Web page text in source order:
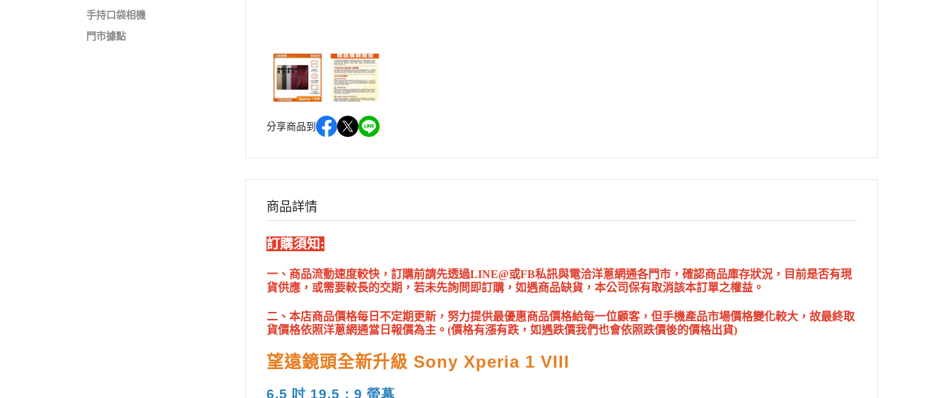
手持口袋相機
門市據點
分享商品到
商品詳情
訂購須知:
一、商品流動速度較快，訂購前請先透過LINE@或FB私訊與電洽洋蔥網通各門市，確認商品庫存狀況，目前是否有現
貨供應，或需要較長的交期，若未先詢問即訂購，如遇商品缺貨，本公司保有取消該本訂單之權益。
二、本店商品價格每日不定期更新，努力提供最優惠商品價格給每一位顧客，但手機產品市場價格變化較大，故最終取
貨價格依照洋蔥網通當日報價為主。(價格有漲有跌，如遇跌價我們也會依照跌價後的價格出貨)
望遠鏡頭全新升級 Sony Xperia 1 VIII
6.5 吋 19.5：9 螢幕